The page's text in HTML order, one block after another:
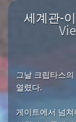
세계관-이
그날 크립타스
열렸다.
게이트에서 넘